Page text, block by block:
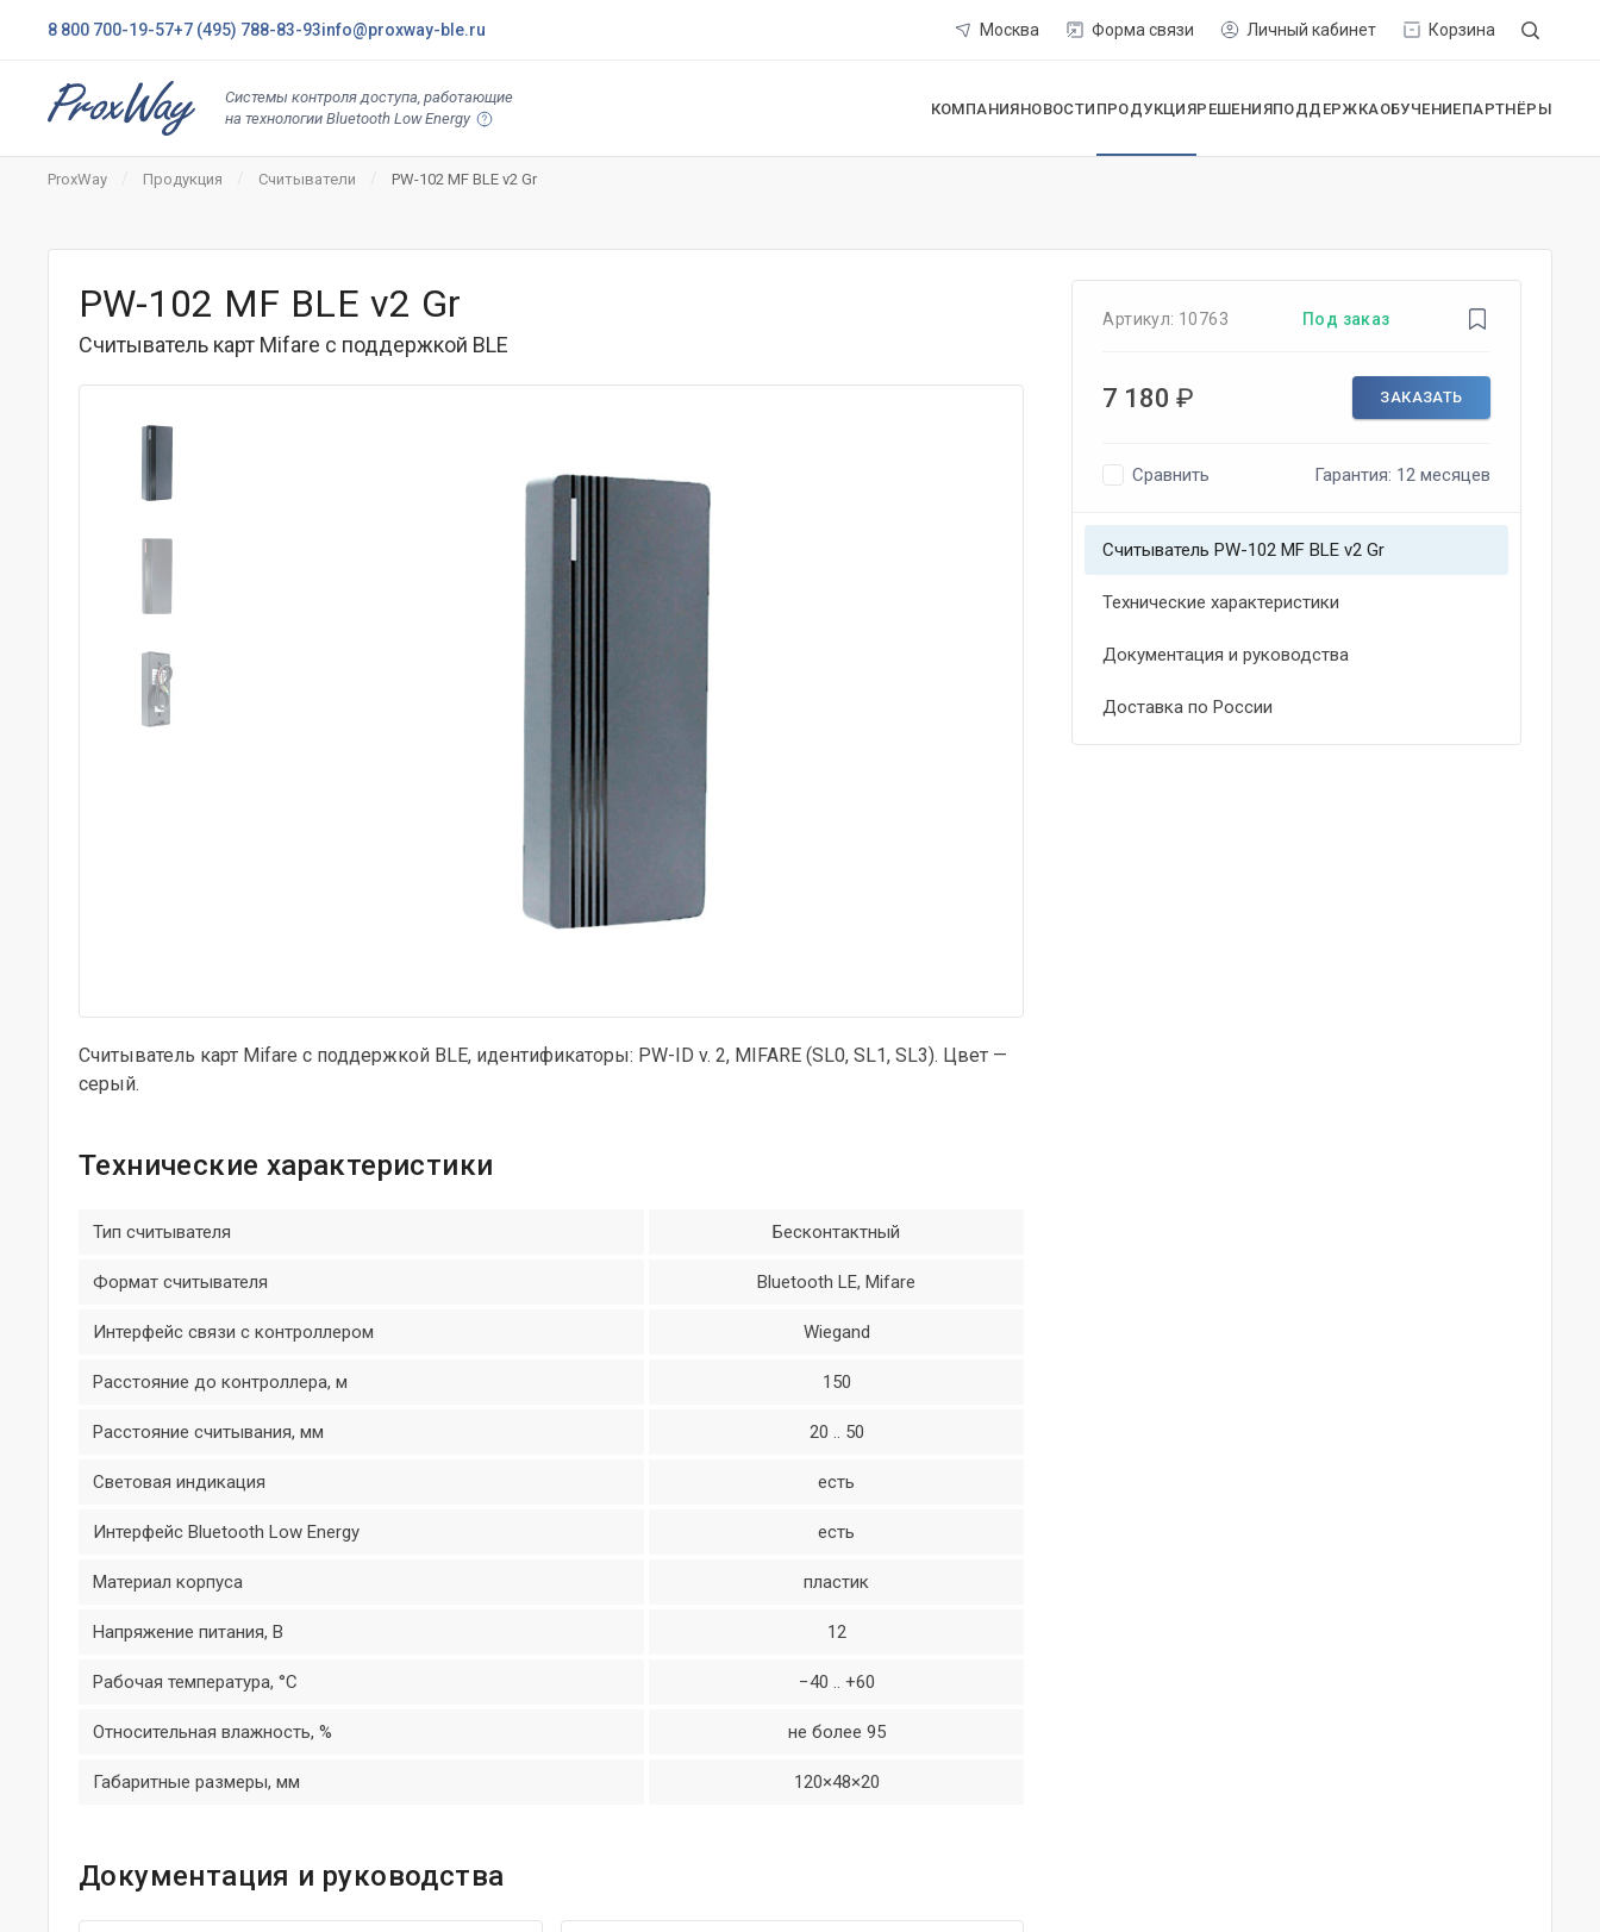
8 800 700-19-57+7 (495) 788-83-93info@proxway-ble.ru Москва Форма связи Личный кабинет Корзина
Системы контроля доступа, работающие
на технологии Bluetooth Low Energy
КОМПАНИЯНОВОСТИ ПРОДУКЦИЯРЕШЕНИЯПОДДЕРЖКАОБУЧЕНИЕПАРТНЁРЫ
ProxWay Продукция Считыватели PW-102 MF BLE v2 Gr
Артикул: 10763 Под заказ
7 180 ₽ ЗАКАЗАТЬ
Сравнить Гарантия: 12 месяцев
Считыватель PW-102 MF BLE v2 Gr
Технические характеристики
Документация и руководства
Доставка по России
PW-102 MF BLE v2 Gr
Считыватель карт Mifare с поддержкой BLE
Считыватель карт Mifare с поддержкой BLE, идентификаторы: PW-ID v. 2, MIFARE (SL0, SL1, SL3). Цвет —
серый.
Технические характеристики
Тип считывателя Бесконтактный
Формат считывателя Bluetooth LE, Mifare
Интерфейс связи с контроллером Wiegand
Расстояние до контроллера, м 150
Расстояние считывания, мм 20 .. 50
Световая индикация есть
Интерфейс Bluetooth Low Energy есть
Материал корпуса пластик
Напряжение питания, В 12
Рабочая температура, °C −40 .. +60
Относительная влажность, % не более 95
Габаритные размеры, мм 120×48×20
Документация и руководства